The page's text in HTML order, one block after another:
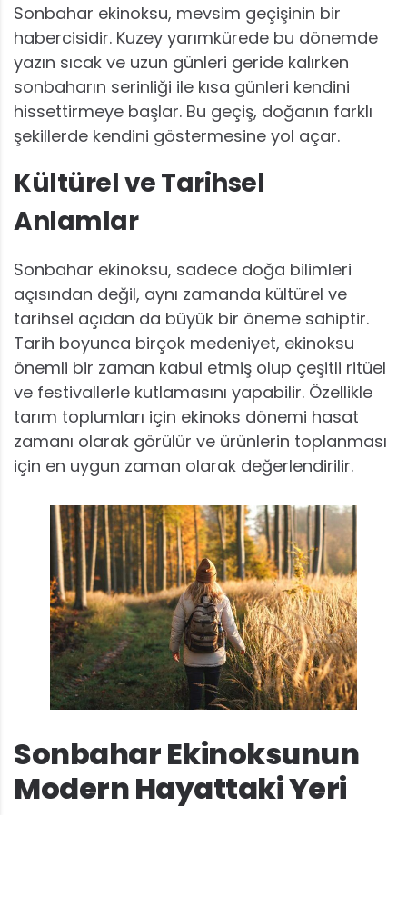
Sonbahar ekinoksu, mevsim geçişinin bir
habercisidir. Kuzey yarımkürede bu dönemde
yazın sıcak ve uzun günleri geride kalırken
sonbaharın serinliği ile kısa günleri kendini
hissettirmeye başlar. Bu geçiş, doğanın farklı
şekillerde kendini göstermesine yol açar.
Kültürel ve Tarihsel
Anlamlar
Sonbahar ekinoksu, sadece doğa bilimleri
açısından değil, aynı zamanda kültürel ve
tarihsel açıdan da büyük bir öneme sahiptir.
Tarih boyunca birçok medeniyet, ekinoksu
önemli bir zaman kabul etmiş olup çeşitli ritüel
ve festivallerle kutlamasını yapabilir. Özellikle
tarım toplumları için ekinoks dönemi hasat
zamanı olarak görülür ve ürünlerin toplanması
için en uygun zaman olarak değerlendirilir.
Sonbahar Ekinoksunun
Modern Hayattaki Yeri